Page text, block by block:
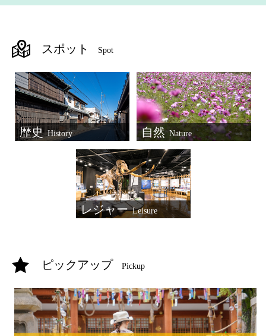
スポット Spot
歴史 History 自然 Nature
レジャー Leisure
ピックアップ Pickup